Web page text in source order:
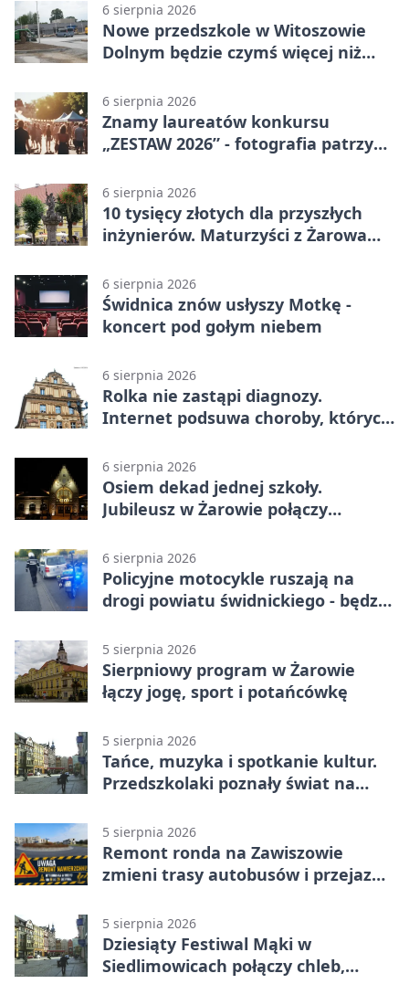
6 sierpnia 2026
Nowe przedszkole w Witoszowie
Dolnym będzie czymś więcej niż
6 sierpnia 2026
Znamy laureatów konkursu
„ZESTAW 2026” - fotografia patrzy
6 sierpnia 2026
10 tysięcy złotych dla przyszłych
inżynierów. Maturzyści z Żarowa
6 sierpnia 2026
Świdnica znów usłyszy Motkę -
koncert pod gołym niebem
6 sierpnia 2026
Rolka nie zastąpi diagnozy.
Internet podsuwa choroby, których
6 sierpnia 2026
Osiem dekad jednej szkoły.
Jubileusz w Żarowie połączy
6 sierpnia 2026
Policyjne motocykle ruszają na
drogi powiatu świdnickiego - będzie
5 sierpnia 2026
Sierpniowy program w Żarowie
łączy jogę, sport i potańcówkę
5 sierpnia 2026
Tańce, muzyka i spotkanie kultur.
Przedszkolaki poznały świat na
5 sierpnia 2026
Remont ronda na Zawiszowie
zmieni trasy autobusów i przejazd
5 sierpnia 2026
Dziesiąty Festiwal Mąki w
Siedlimowicach połączy chleb,